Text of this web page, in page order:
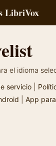
LibriVox
el idioma
servicio
App